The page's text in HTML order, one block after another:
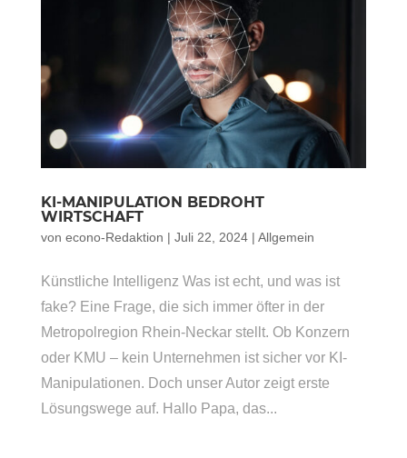
KI-MANIPULATION BEDROHT
WIRTSCHAFT
von econo-Redaktion | Juli 22, 2024| Allgemein
Künstliche Intelligenz Was ist echt, und was ist
fake? Eine Frage, die sich immer öfter in der
Metropolregion Rhein-Neckar stellt. Ob Konzern
oder KMU – kein Unternehmen ist sicher vor KI-
Manipulationen. Doch unser Autor zeigt erste
Lösungswege auf. Hallo Papa, das...